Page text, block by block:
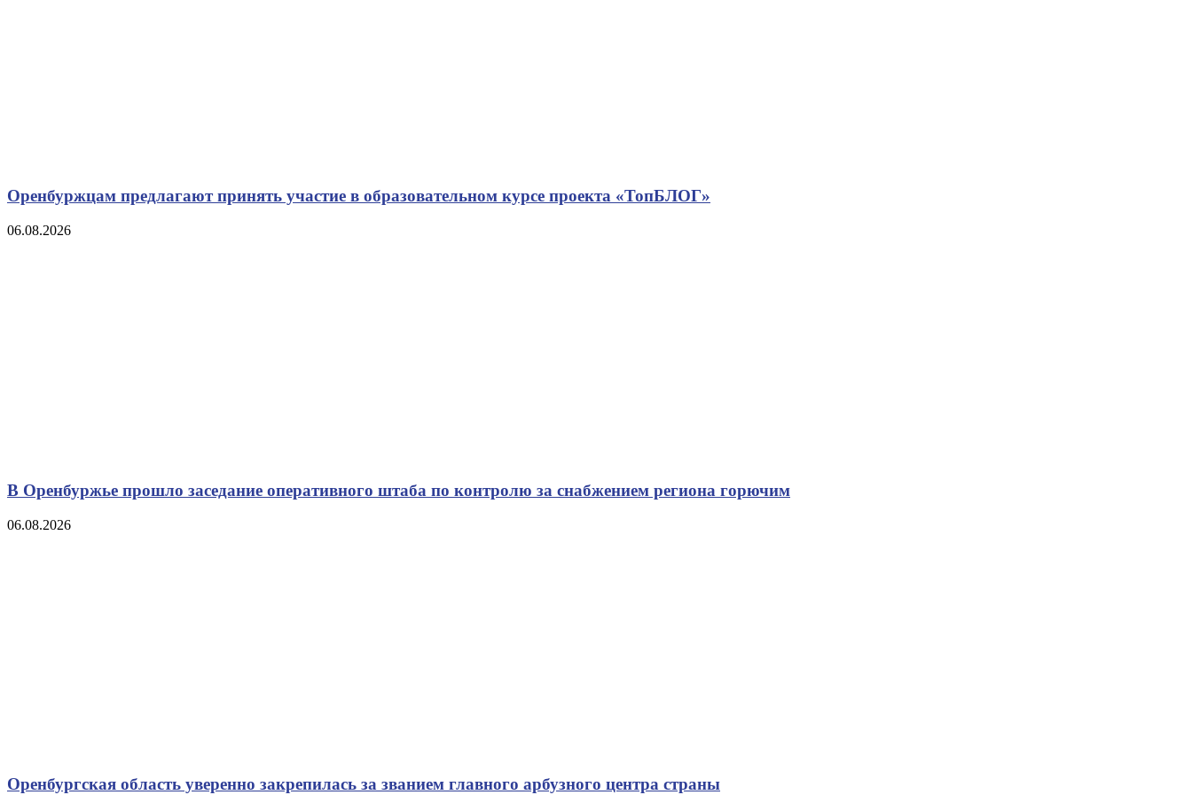
Оренбуржцам предлагают принять участие в образовательном курсе проекта «ТопБЛОГ»
06.08.2026
В Оренбуржье прошло заседание оперативного штаба по контролю за снабжением региона горючим
06.08.2026
Оренбургская область уверенно закрепилась за званием главного арбузного центра страны